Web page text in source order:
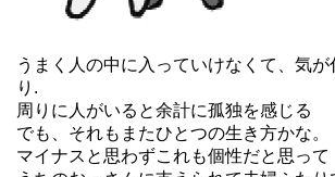
うまく人の中に入っていけなくて、気が
り.
周りに人がいると余計に孤独を感じる
でも、それもまたひとつの生き方かな。
マイナスと思わずこれも個性だと思って